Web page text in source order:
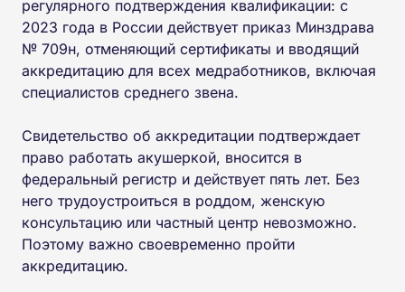
регулярного подтверждения квалификации: с
2023 года в России действует приказ Минздрава
№ 709н, отменяющий сертификаты и вводящий
аккредитацию для всех медработников, включая
специалистов среднего звена.
Свидетельство об аккредитации подтверждает
право работать акушеркой, вносится в
федеральный регистр и действует пять лет. Без
него трудоустроиться в роддом, женскую
консультацию или частный центр невозможно.
Поэтому важно своевременно пройти
аккредитацию.